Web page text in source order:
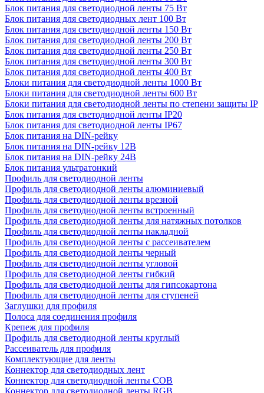
Блок питания для светодиодной ленты 75 Вт
Блок питания для светодиодных лент 100 Вт
Блок питания для светодиодной ленты 150 Вт
Блок питания для светодиодной ленты 200 Вт
Блок питания для светодиодной ленты 250 Вт
Блок питания для светодиодной ленты 300 Вт
Блок питания для светодиодной ленты 400 Вт
Блоки питания для светодиодной ленты 1000 Вт
Блоки питания для светодиодной ленты 600 Вт
Блоки питания для светодиодной ленты по степени защиты IP
Блок питания для светодиодной ленты IP20
Блок питания для светодиодной ленты IP67
Блок питания на DIN-рейку
Блок питания на DIN-рейку 12В
Блок питания на DIN-рейку 24В
Блок питания ультратонкий
Профиль для светодиодной ленты
Профиль для светодиодной ленты алюминиевый
Профиль для светодиодной ленты врезной
Профиль для светодиодной ленты встроенный
Профиль для светодиодной ленты для натяжных потолков
Профиль для светодиодной ленты накладной
Профиль для светодиодной ленты с рассеивателем
Профиль для светодиодной ленты черный
Профиль для светодиодной ленты угловой
Профиль для светодиодной ленты гибкий
Профиль для светодиодной ленты для гипсокартона
Профиль для светодиодной ленты для ступеней
Заглушки для профиля
Полоса для соединения профиля
Крепеж для профиля
Профиль для светодиодной ленты круглый
Рассеиватель для профиля
Комплектующие для ленты
Коннектор для светодиодных лент
Коннектор для светодиодной ленты COB
Коннектор для светодиодной ленты RGB